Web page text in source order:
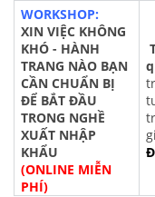
WORKSHOP:
XIN VIỆC KHÔNG
KHÓ - HÀNH
TRANG NÀO BẠN
CẦN CHUẨN BỊ
ĐỂ BẮT ĐẦU
TRONG NGHỀ
XUẤT NHẬP
KHẨU
(ONLINE MIỄN
PHÍ)